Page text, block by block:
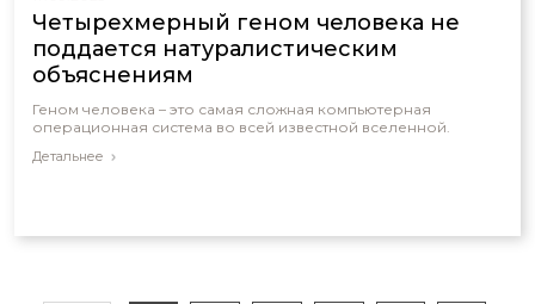
Четырехмерный геном человека не
поддается натуралистическим
объяснениям
Геном человека – это самая сложная компьютерная
операционная система во всей известной вселенной.
Детальнее